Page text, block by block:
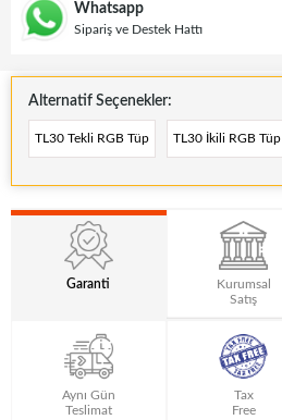
Whatsapp
Sipariş ve Destek Hattı
Alternatif Seçenekler:
TL30 Tekli RGB Tüp TL30 İkili RGB Tüp
Garanti
Kurumsal
Satış
Aynı Gün
Teslimat
Tax
Free